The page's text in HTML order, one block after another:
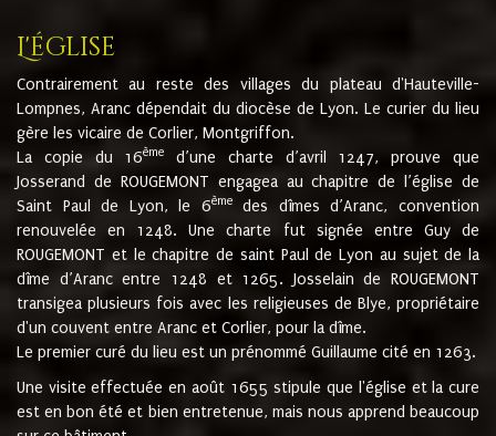
L'église
Contrairement au reste des villages du plateau d'Hauteville-
Lompnes, Aranc dépendait du diocèse de Lyon. Le curier du lieu
gère les vicaire de Corlier, Montgriffon.
La copie du 16ème
d’une charte d’avril 1247, prouve que
Josserand de ROUGEMONT engagea au chapitre de l’église de
Saint Paul de Lyon, le 6èmedes dîmes d’Aranc, convention
renouvelée en 1248. Une charte fut signée entre Guy de
ROUGEMONT et le chapitre de saint Paul de Lyon au sujet de la
dîme d’Aranc entre 1248 et 1265. Josselain de ROUGEMONT
transigea plusieurs fois avec les religieuses de Blye, propriétaire
d'un couvent entre Aranc et Corlier, pour la dîme.
Le premier curé du lieu est un prénommé Guillaume cité en 1263.
Une visite effectuée en août 1655 stipule que l'église et la cure
est en bon été et bien entretenue, mais nous apprend beaucoup